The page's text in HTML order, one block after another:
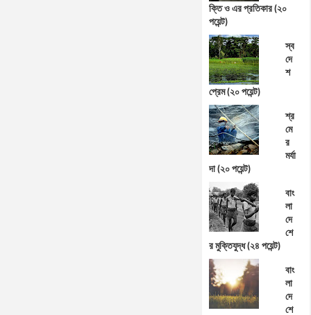
ক্তি ও এর প্রতিকার (২০
পয়েন্ট)
স্ব
দে
শ
প্রেম (২০ পয়েন্ট)
শ্র
মে
র
মর্যা
দা (২০ পয়েন্ট)
বাং
লা
দে
শে
র মুক্তিযুদ্ধ (২৪ পয়েন্ট)
বাং
লা
দে
শে